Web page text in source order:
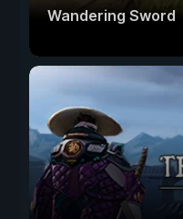
Wandering Sword